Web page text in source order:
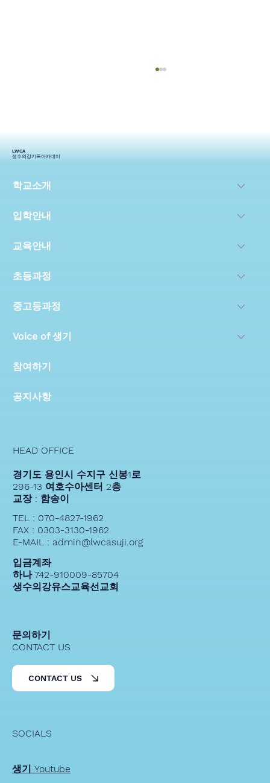
2024생기_상반기 스토리
LWCA
생수의강기독아카데미
학교소개
입학안내
교육안내
초등과정
중고등과정
Voice of 생기
참여하기
공지사항
HEAD OFFICE
경기도 용인시 수지구 신봉1로
296-13 여호수아센터 2층
교장 : 함송이
TEL : 070-4827-1962
FAX : 0303-3130-1962
E-MAIL : admin@lwcasuji.org
입금계좌
하나 742-910009-85704
생수의강유스교육선교회
SOCIALS
생기 Youtube
문의하기
CONTACT US
CONTACT US